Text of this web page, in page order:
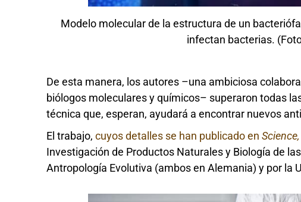
Modelo molecular de la estructura de un
infectan bacterias.
De esta manera, los autores –una ambiciosa
biólogos moleculares y químicos– superaron todas
técnica que, esperan, ayudará a encontrar nuevos
El trabajo,cuyos detalles se han publicado enScience,
Investigación de Productos Naturales y Biología de
Antropología Evolutiva (ambos en Alemania) y por la